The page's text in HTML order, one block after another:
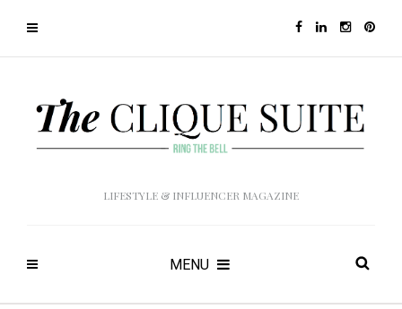
LIFESTYLE & INFLUENCER MAGAZINE
MENU